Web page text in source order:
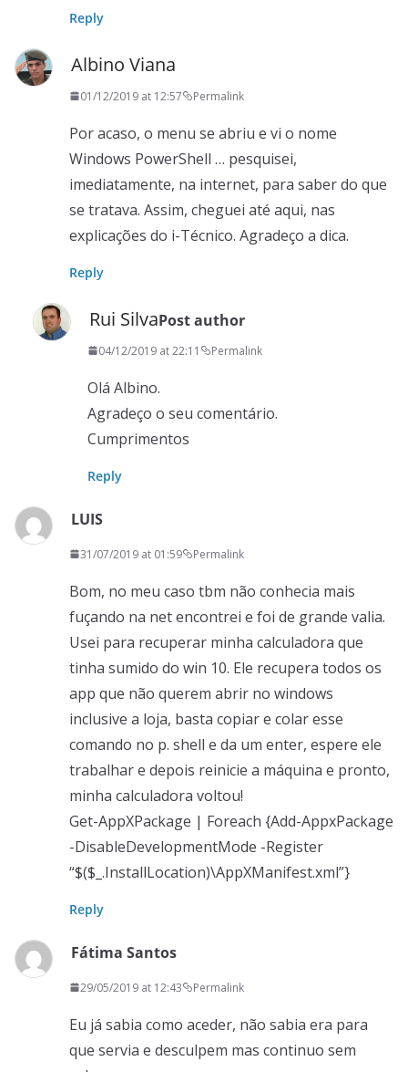
Reply
Albino Viana
01/12/2019 at 12:57 Permalink
Por acaso, o menu se abriu e vi o nome
Windows PowerShell … pesquisei,
imediatamente, na internet, para saber do que
se tratava. Assim, cheguei até aqui, nas
explicações do i-Técnico. Agradeço a dica.
Reply
Rui SilvaPost author
04/12/2019 at 22:11 Permalink
Olá Albino.
Agradeço o seu comentário.
Cumprimentos
Reply
LUIS
31/07/2019 at 01:59 Permalink
Bom, no meu caso tbm não conhecia mais
fuçando na net encontrei e foi de grande valia.
Usei para recuperar minha calculadora que
tinha sumido do win 10. Ele recupera todos os
app que não querem abrir no windows
inclusive a loja, basta copiar e colar esse
comando no p. shell e da um enter, espere ele
trabalhar e depois reinicie a máquina e pronto,
minha calculadora voltou!
Get-AppXPackage | Foreach {Add-AppxPackage
-DisableDevelopmentMode -Register
“$($_.InstallLocation)\AppXManifest.xml”}
Reply
Fátima Santos
29/05/2019 at 12:43 Permalink
Eu já sabia como aceder, não sabia era para
que servia e desculpem mas continuo sem